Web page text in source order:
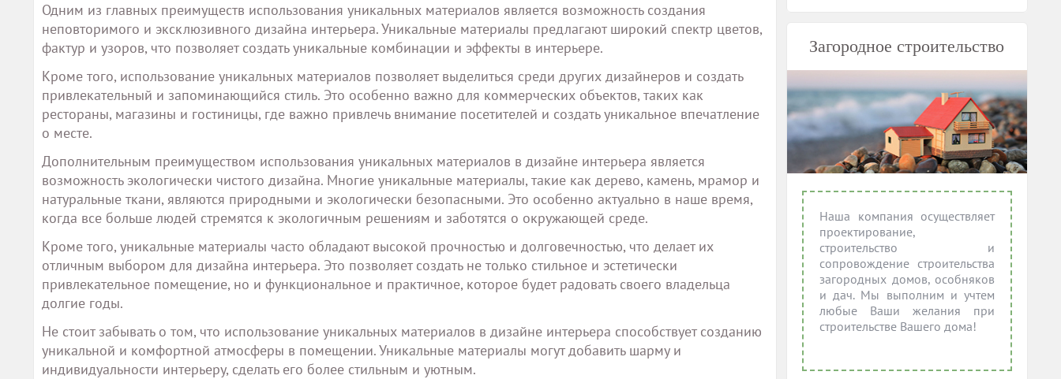
Одним из главных преимуществ использования уникальных материалов является возможность создания
неповторимого и эксклюзивного дизайна интерьера. Уникальные материалы предлагают широкий спектр цветов,
фактур и узоров, что позволяет создать уникальные комбинации и эффекты в интерьере.
Кроме того, использование уникальных материалов позволяет выделиться среди других дизайнеров и создать
привлекательный и запоминающийся стиль. Это особенно важно для коммерческих объектов, таких как
рестораны, магазины и гостиницы, где важно привлечь внимание посетителей и создать уникальное впечатление
о месте.
Дополнительным преимуществом использования уникальных материалов в дизайне интерьера является
возможность экологически чистого дизайна. Многие уникальные материалы, такие как дерево, камень, мрамор и
натуральные ткани, являются природными и экологически безопасными. Это особенно актуально в наше время,
когда все больше людей стремятся к экологичным решениям и заботятся о окружающей среде.
Кроме того, уникальные материалы часто обладают высокой прочностью и долговечностью, что делает их
отличным выбором для дизайна интерьера. Это позволяет создать не только стильное и эстетически
привлекательное помещение, но и функциональное и практичное, которое будет радовать своего владельца
долгие годы.
Не стоит забывать о том, что использование уникальных материалов в дизайне интерьера способствует созданию
уникальной и комфортной атмосферы в помещении. Уникальные материалы могут добавить шарму и
индивидуальности интерьеру, сделать его более стильным и уютным.
Загородное строительство
Наша компания осуществляет
проектирование,
строительство и
сопровождение строительства
загородных домов, особняков
и дач. Мы выполним и учтем
любые Ваши желания при
строительстве Вашего дома!